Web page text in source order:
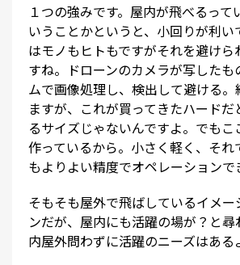
１つの強みです。屋内が飛べるって
いうことかというと、小回りが利
はモノもヒトもですがそれを避けら
すね。ドローンのカメラが写したも
ムで画像処理し、検出して避ける。
ますが、これが買ってきたハード
るサイズじゃないんですよ。でもこ
作っているから。小さく軽く、それ
もよりよい精度でオペレーションで
そもそも屋外で飛ばしているイメー
ンだが、屋内にも活躍の場が？と
内屋外問わずに活躍のニーズはある